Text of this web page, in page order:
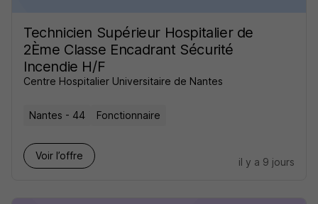
Technicien Supérieur Hospitalier de
2Ème Classe Encadrant Sécurité
Incendie H/F
Centre Hospitalier Universitaire de Nantes
Nantes - 44 Fonctionnaire
Voir l’offre
il y a 9 jours